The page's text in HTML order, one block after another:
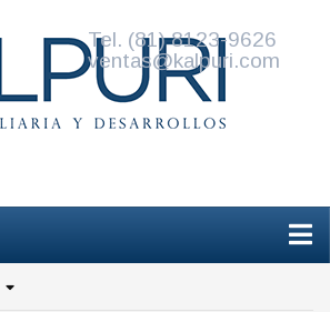
Tel. (81) 8123-9626
ventas@kalpuri.com